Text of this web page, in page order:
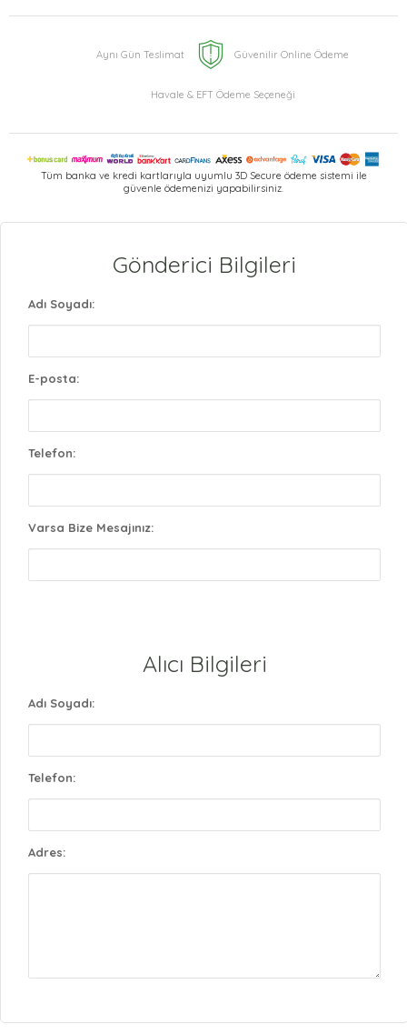
Aynı Gün Teslimat Güvenilir Online Ödeme
Havale & EFT Ödeme Seçeneği
Tüm banka ve kredi kartlarıyla uyumlu 3D Secure ödeme sistemi ile
güvenle ödemenizi yapabilirsiniz.
Gönderici Bilgileri
Adı Soyadı:
E-posta:
Telefon:
Varsa Bize Mesajınız:
Alıcı Bilgileri
Adı Soyadı:
Telefon:
Adres: